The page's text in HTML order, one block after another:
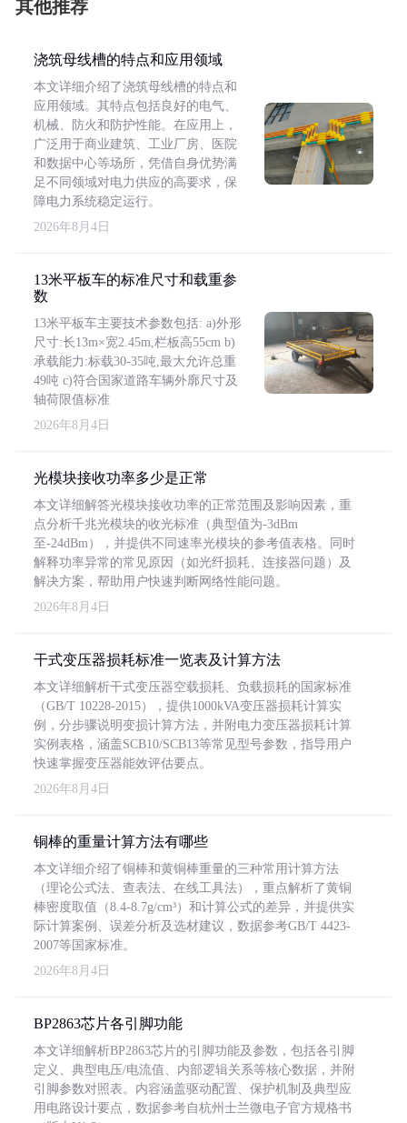
其他推荐
浇筑母线槽的特点和应用领域
本文详细介绍了浇筑母线槽的特点和
应用领域。其特点包括良好的电气、
机械、防火和防护性能。在应用上，
广泛用于商业建筑、工业厂房、医院
和数据中心等场所，凭借自身优势满
足不同领域对电力供应的高要求，保
障电力系统稳定运行。
2026年8月4日
13米平板车的标准尺寸和载重参
数
13米平板车主要技术参数包括: a)外形
尺寸:长13m×宽2.45m,栏板高55cm b)
承载能力:标载30-35吨,最大允许总重
49吨 c)符合国家道路车辆外廓尺寸及
轴荷限值标准
2026年8月4日
光模块接收功率多少是正常
本文详细解答光模块接收功率的正常范围及影响因素，重
点分析千兆光模块的收光标准（典型值为-3dBm
至-24dBm），并提供不同速率光模块的参考值表格。同时
解释功率异常的常见原因（如光纤损耗、连接器问题）及
解决方案，帮助用户快速判断网络性能问题。
2026年8月4日
干式变压器损耗标准一览表及计算方法
本文详细解析干式变压器空载损耗、负载损耗的国家标准
（GB/T 10228-2015），提供1000kVA变压器损耗计算实
例，分步骤说明变损计算方法，并附电力变压器损耗计算
实例表格，涵盖SCB10/SCB13等常见型号参数，指导用户
快速掌握变压器能效评估要点。
2026年8月4日
铜棒的重量计算方法有哪些
本文详细介绍了铜棒和黄铜棒重量的三种常用计算方法
（理论公式法、查表法、在线工具法），重点解析了黄铜
棒密度取值（8.4-8.7g/cm³）和计算公式的差异，并提供实
际计算案例、误差分析及选材建议，数据参考GB/T 4423-
2007等国家标准。
2026年8月4日
BP2863芯片各引脚功能
本文详细解析BP2863芯片的引脚功能及参数，包括各引脚
定义、典型电压/电流值、内部逻辑关系等核心数据，并附
引脚参数对照表。内容涵盖驱动配置、保护机制及典型应
用电路设计要点，数据参考自杭州士兰微电子官方规格书